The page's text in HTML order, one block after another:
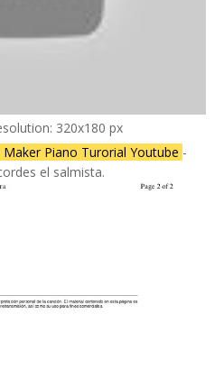
320x180 px
Piano Turorial Youtube -
el salmista.